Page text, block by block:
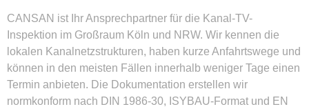
CANSAN ist Ihr Ansprechpartner für die Kanal-TV-
Inspektion im Großraum Köln und NRW. Wir kennen die
lokalen Kanalnetzstrukturen, haben kurze Anfahrtswege und
können in den meisten Fällen innerhalb weniger Tage einen
Termin anbieten. Die Dokumentation erstellen wir
normkonform nach DIN 1986-30, ISYBAU-Format und EN